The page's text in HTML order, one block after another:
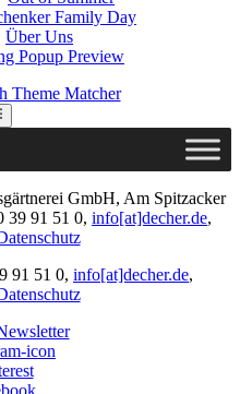
Family Day
Über Uns
Popup Preview
Theme Matcher
GmbH, Am Spitzacker
39 91 51 0, info[at]decher.de,
91 51 0, info[at]decher.de,